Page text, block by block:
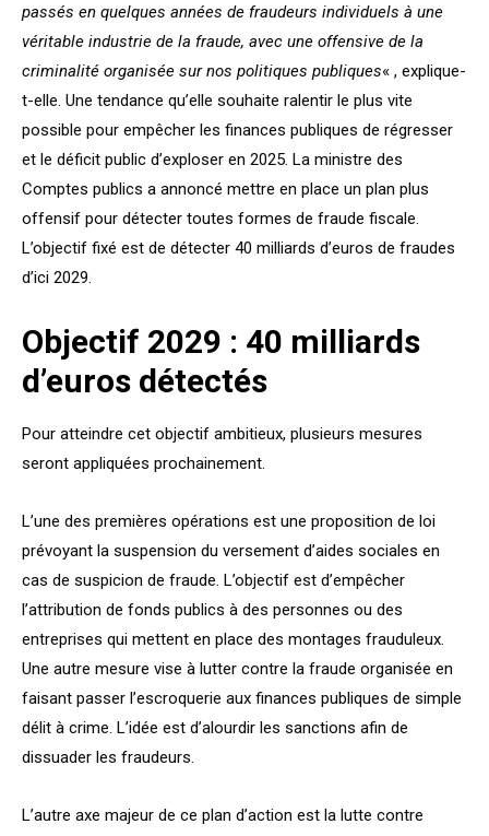
passés en quelques années de fraudeurs individuels à une
véritable industrie de la fraude, avec une offensive de la
criminalité organisée sur nos politiques publiques« , explique-
t-elle. Une tendance qu’elle souhaite ralentir le plus vite
possible pour empêcher les finances publiques de régresser
et le déficit public d’exploser en 2025. La ministre des
Comptes publics a annoncé mettre en place un plan plus
offensif pour détecter toutes formes de fraude fiscale.
L’objectif fixé est de détecter 40 milliards d’euros de fraudes
d’ici 2029.
Objectif 2029 : 40 milliards
d’euros détectés
Pour atteindre cet objectif ambitieux, plusieurs mesures
seront appliquées prochainement.
L’une des premières opérations est une proposition de loi
prévoyant la suspension du versement d’aides sociales en
cas de suspicion de fraude. L’objectif est d’empêcher
l’attribution de fonds publics à des personnes ou des
entreprises qui mettent en place des montages frauduleux.
Une autre mesure vise à lutter contre la fraude organisée en
faisant passer l’escroquerie aux finances publiques de simple
délit à crime. L’idée est d’alourdir les sanctions afin de
dissuader les fraudeurs.
L’autre axe majeur de ce plan d’action est la lutte contre